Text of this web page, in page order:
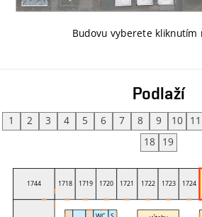
Budovu vyberete kliknutím
Podlaží
1 2 3 4 5 6 7 8 9 10 11
18
19